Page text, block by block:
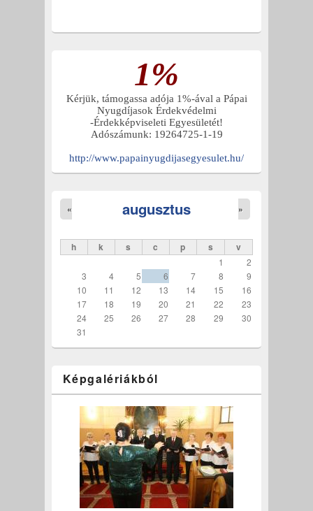
1%
Kérjük, támogassa adója 1%-ával a Pápai
Nyugdíjasok Érdekvédelmi
-Érdekképviseleti Egyesületét!
Adószámunk: 19264725-1-19
http://www.papainyugdijasegyesulet.hu/
augusztus
« »
h k s c p s v
1
2
3
4 5 6 7 8
9
10
11 12 13 14 15
16
17
18 19 20 21 22
23
24
25 26 27 28 29
30
31
Képgalériákból